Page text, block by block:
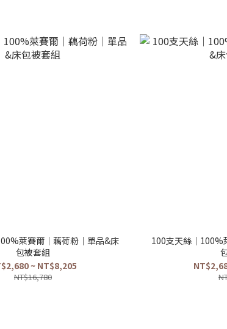
萊賽爾｜藕荷粉｜單品&床
包被套組
~ NT$8,205
NT$16,780
100支天絲｜100%